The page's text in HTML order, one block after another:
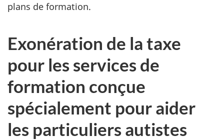
plans de formation.
Exonération de la taxe
pour les services de
formation conçue
spécialement pour aider
les particuliers autistes